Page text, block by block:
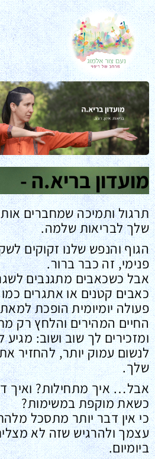
מועדון בריא.ה -
תרגול ותמיכה שמחברים
שלך לבריאות שלמה.
הגוף והנפש שלנו זקוקים
פנימי, זה כבר ברור.
אבל כשכאבים מתגנבים
כאבים קטנים או אתגרים
פעולה יומיומית הופכת
החיים המהירים והלחץ רק
ומזכירים לך שוב ושוב:
לנשום עמוק יותר, להחזיר
שלך.
אבל… איך מתחילות? ואיך
כשאת מוקפת במשימות?
כי אין דבר יותר מתסכל
עצמך ולהרגיש שזה לא
ביומיום.